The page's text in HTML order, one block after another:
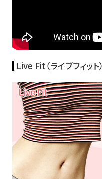
Live Fit（ライブフィット）